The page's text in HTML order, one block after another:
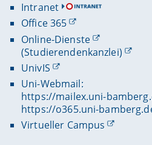
Intranet
Office 365
Online-Dienste
(Studierendenkanzlei)
UnivIS
Uni-Webmail:
https://mailex.uni-
https://o365.uni-
Virtueller Campus